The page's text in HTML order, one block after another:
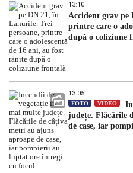
13:10
Accident grav pe
printre care o
după o coliziune
13:05
FOTO VIDEO
județe. Flăcările
de case, iar